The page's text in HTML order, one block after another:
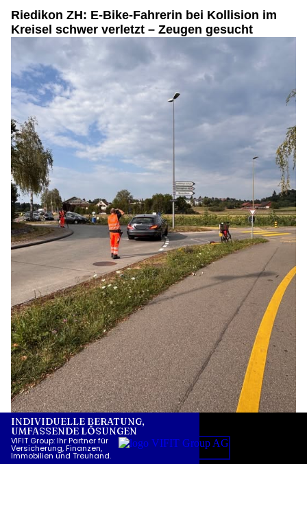
Riedikon ZH: E-Bike-Fahrerin bei Kollision im
Kreisel schwer verletzt – Zeugen gesucht
26.07.26 VON POLIZEI.NEWS REDAKTION
Bei einer Kollision zwischen einem Personenwagen und
einer Velolenkerin ist die Zweiradfahrerin am
Samstagnachmittag (25.07.2026) in Riedikon (Gemeinde